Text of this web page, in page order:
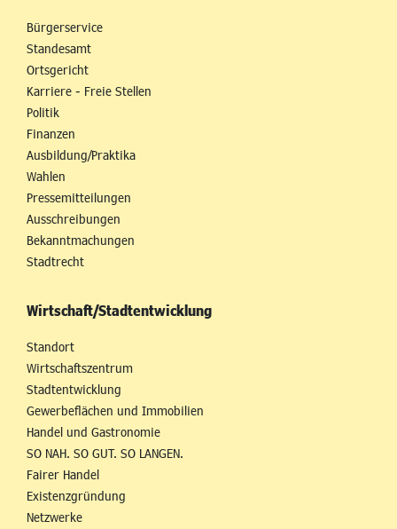
Bürgerservice
Standesamt
Ortsgericht
Karriere - Freie Stellen
Politik
Finanzen
Ausbildung/Praktika
Wahlen
Pressemitteilungen
Ausschreibungen
Bekanntmachungen
Stadtrecht
Wirtschaft/Stadtentwicklung
Standort
Wirtschaftszentrum
Stadtentwicklung
Gewerbeflächen und Immobilien
Handel und Gastronomie
SO NAH. SO GUT. SO LANGEN.
Fairer Handel
Existenzgründung
Netzwerke